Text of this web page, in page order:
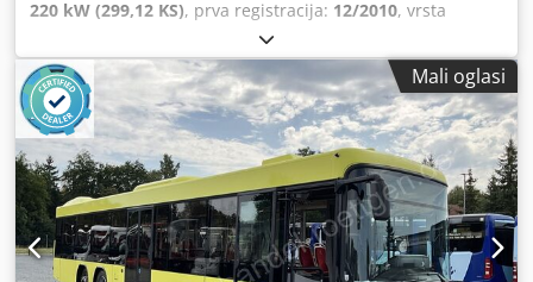
220 kW (299,12 KS), prva registracija: 12/2010, vrsta
, vrsta prijenosa:automatski
Euro 5, boja:bijela, kočnice:retarder, ukupna duljina:
12.040 mm
, ukupna širina:3.400 mm, ukupna visina:
2.550 mm, Godina proizvodnje:2010, Oprema: ABS,
kontrola proklizavanja, maglenke, servo upravljač,
Mali oglasi